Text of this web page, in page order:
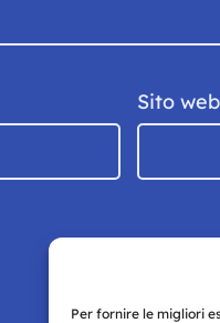
Per fornire le migliori
Sito web